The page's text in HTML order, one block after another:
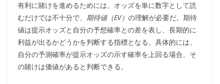
有利に賭けを進めるためには、オッズを単に数字として読
むだけでは不十分で、 期待値（EV） の理解が必要だ。期待
値は提示オッズと自分の予想確率との差を表し、長期的に
利益が出るかどうかを判断する指標となる。具体的には、
自分の予測確率が提示オッズの示す確率を上回る場合、そ
の賭けは価値があると判断できる。